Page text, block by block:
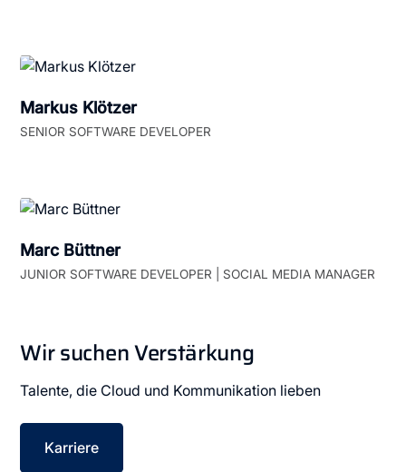
Markus Klötzer
SENIOR SOFTWARE DEVELOPER
Marc Büttner
JUNIOR SOFTWARE DEVELOPER | SOCIAL MEDIA MANAGER
Wir suchen Verstärkung
Talente, die Cloud und Kommunikation lieben
Karriere